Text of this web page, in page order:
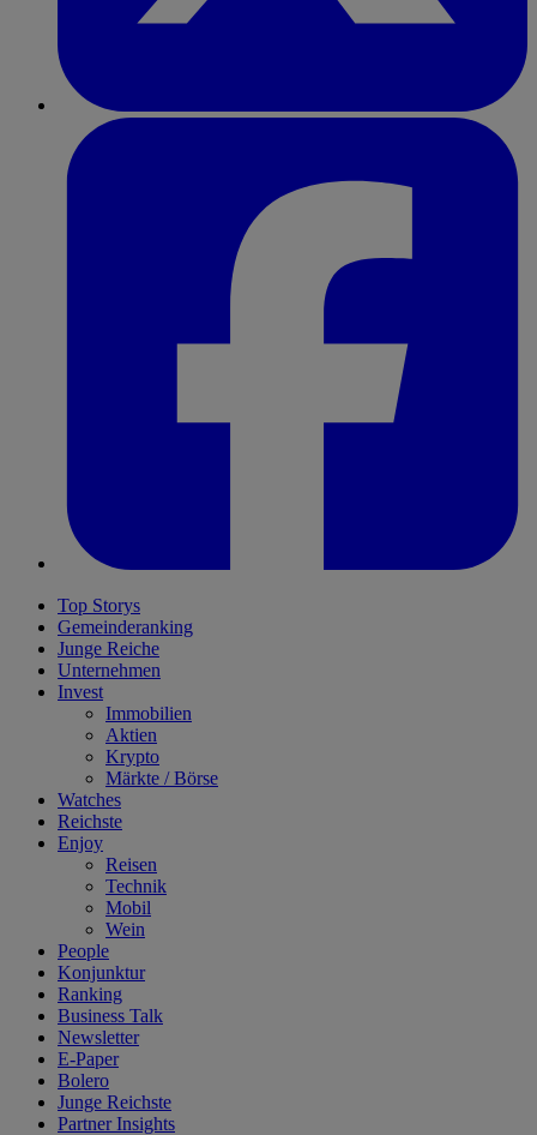
Top Storys
Gemeinderanking
Junge Reiche
Unternehmen
Invest
Immobilien
Aktien
Krypto
Märkte / Börse
Watches
Reichste
Enjoy
Reisen
Technik
Mobil
Wein
People
Konjunktur
Ranking
Business Talk
Newsletter
E-Paper
Bolero
Junge Reichste
Partner Insights